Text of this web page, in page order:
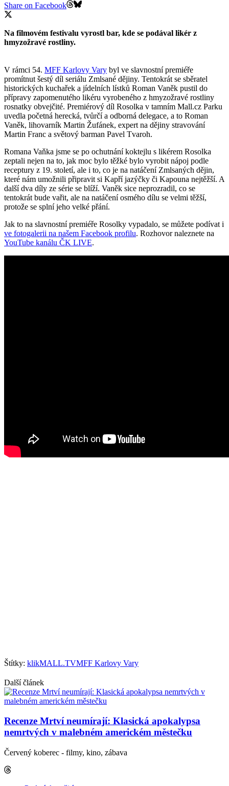
Share on Facebook
Na filmovém festivalu vyrostl bar, kde se podával likér z
hmyzožravé rostliny.
V rámci 54. MFF Karlovy Vary byl ve slavnostní premiéře
promítnut šestý díl seriálu Zmlsané dějiny. Tentokrát se sběratel
historických kuchařek a jídelních lístků Roman Vaněk pustil do
přípravy zapomenutého likéru vyrobeného z hmyzožravé rostliny
rosnatky obvejčité. Premiérový díl Rosolka v tamním Mall.cz Parku
uvedla početná herecká, tvůrčí a odborná delegace, a to Roman
Vaněk, lihovarník Martin Žufánek, expert na dějiny stravování
Martin Franc a světový barman Pavel Tvaroh.
Romana Vaňka jsme se po ochutnání koktejlu s likérem Rosolka
zeptali nejen na to, jak moc bylo těžké bylo vyrobit nápoj podle
receptury z 19. století, ale i to, co je na natáčení Zmlsaných dějin,
které nám umožnili připravit si Kapří jazýčky či Kapouna nejtěžší. A
další dva díly ze série se blíží. Vaněk sice neprozradil, co se
tentokrát bude vařit, ale na natáčení osmého dílu se velmi těžší,
protože se splní jeho velké přání.
Jak to na slavnostní premiéře Rosolky vypadalo, se můžete podívat i
ve fotogalerii na našem Facebook profilu. Rozhovor naleznete na
YouTube kanálu ČK LIVE.
Štítky: klikMALL.TVMFF Karlovy Vary
Další článek
Recenze Mrtví neumírají: Klasická apokalypsa
nemrtvých v malebném americkém městečku
Červený koberec - filmy, kino, zábava